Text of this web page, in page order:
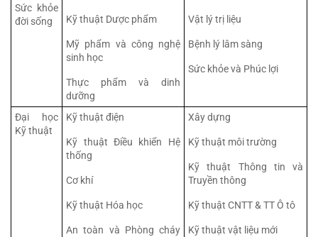
Sức khỏe
đời sống
Kỹ thuật Dược phẩm
Mỹ phẩm và công nghệ
sinh học
Thực phẩm và dinh
dưỡng
Vật lý trị liệu
Bệnh lý lâm sàng
Sức khỏe và Phúc lợi
Đại học
Kỹ thuật
Kỹ thuật điện
Kỹ thuật Điều khiển Hệ
thống
Cơ khí
Kỹ thuật Hóa học
An toàn và Phòng cháy
Xây dựng
Kỹ thuật môi trường
Kỹ thuật Thông tin và
Truyền thông
Kỹ thuật CNTT & TT Ô tô
Kỹ thuật vật liệu mới